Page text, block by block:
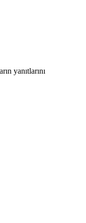
yanıtlarını